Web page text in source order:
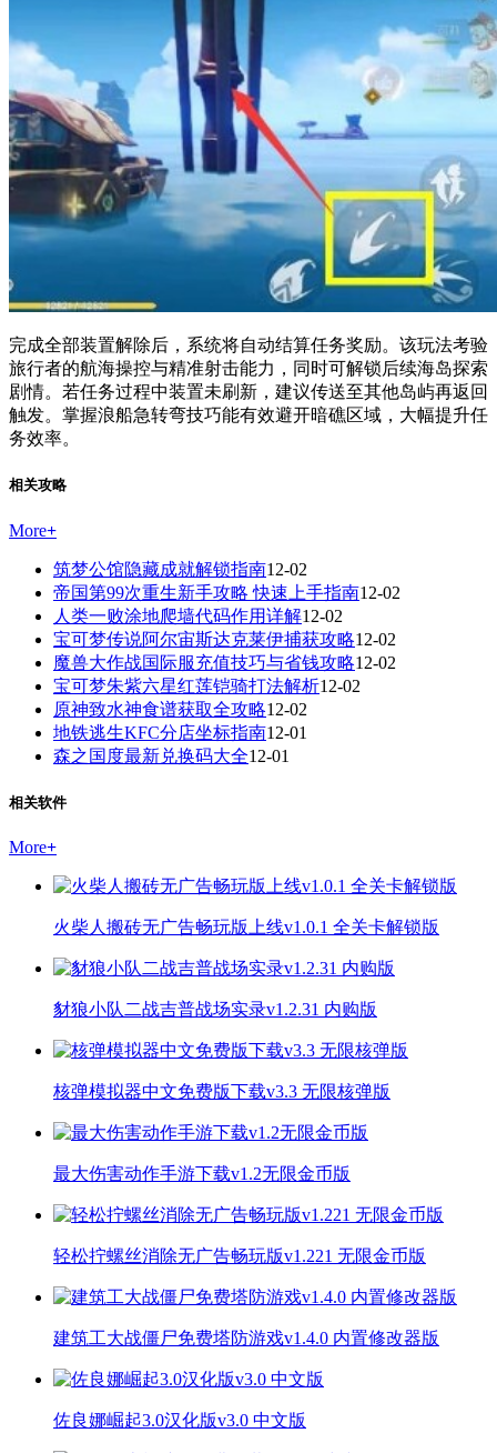
完成全部装置解除后，系统将自动结算任务奖励。该玩法考验
旅行者的航海操控与精准射击能力，同时可解锁后续海岛探索
剧情。若任务过程中装置未刷新，建议传送至其他岛屿再返回
触发。掌握浪船急转弯技巧能有效避开暗礁区域，大幅提升任
务效率。
相关攻略
More+
筑梦公馆隐藏成就解锁指南12-02
帝国第99次重生新手攻略 快速上手指南12-02
人类一败涂地爬墙代码作用详解12-02
宝可梦传说阿尔宙斯达克莱伊捕获攻略12-02
魔兽大作战国际服充值技巧与省钱攻略12-02
宝可梦朱紫六星红莲铠骑打法解析12-02
原神致水神食谱获取全攻略12-02
地铁逃生KFC分店坐标指南12-01
森之国度最新兑换码大全12-01
相关软件
More+
火柴人搬砖无广告畅玩版上线v1.0.1 全关卡解锁版
豺狼小队二战吉普战场实录v1.2.31 内购版
核弹模拟器中文免费版下载v3.3 无限核弹版
最大伤害动作手游下载v1.2无限金币版
轻松拧螺丝消除无广告畅玩版v1.221 无限金币版
建筑工大战僵尸免费塔防游戏v1.4.0 内置修改器版
佐良娜崛起3.0汉化版v3.0 中文版